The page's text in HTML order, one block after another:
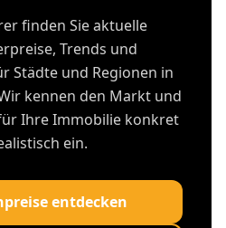
finden Sie aktuelle
Trends und
Städte und Regionen in
kennen den Markt und
Ihre Immobilie konkret
ein.
entdecken